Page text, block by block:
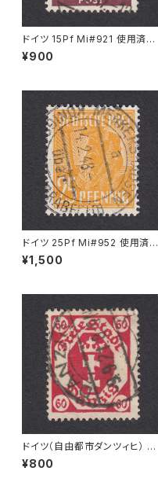
ドイツ 15Pf Mi#921 使用済み
切手｜KIEL 28.3.1947
¥900
ドイツ 25Pf Mi#952 使用済み
切手｜MERKERSHAUSEN 14.
2.1948
¥1,500
ドイツ（自由都市ダンツィヒ） 60
Pf Mi#81 使用済み切手｜DA
NZIG 9.9.1921
¥800